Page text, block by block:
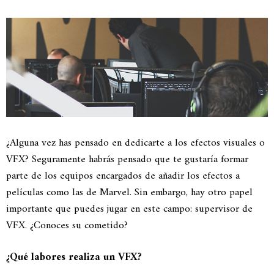
¿Alguna vez has pensado en dedicarte a los efectos visuales o
VFX? Seguramente habrás pensado que te gustaría formar
parte de los equipos encargados de añadir los efectos a
películas como las de Marvel. Sin embargo, hay otro papel
importante que puedes jugar en este campo: supervisor de
VFX. ¿Conoces su cometido?
¿Qué labores realiza un VFX?